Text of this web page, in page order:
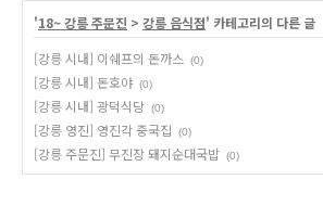
'18~ 강릉 주문진 > 강릉 음식점' 카테고리의 다른 글
[강릉 시내] 이쉐프의 돈까스
(0)
[강릉 시내] 돈호야 (0)
[강릉 시내] 광덕식당 (0)
[강릉 영진] 영진각 중국집 (0)
[강릉 주문진] 무진장 돼지순대국밥 (0)